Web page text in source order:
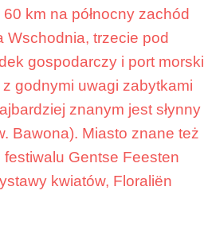
km na północny zachód
Wschodnia, trzecie pod
gospodarczy i port morski
godnymi uwagi zabytkami
znanym jest słynny
Bawona). Miasto znane też
Gentse Feesten
kwiatów, Floraliën